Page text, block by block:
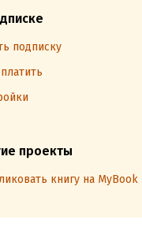
подписку
проекты
книгу на